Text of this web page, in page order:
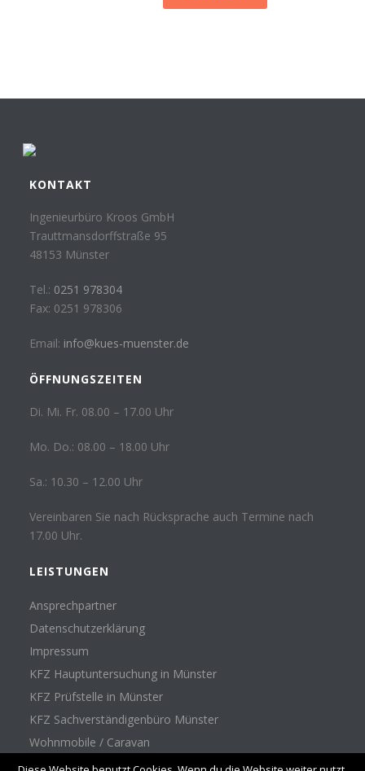
KONTAKT
Ingenieurbüro Kroos GmbH
Trauttmansdorffstraße 95
48153 Münster
Tel.: 0251 978304
Fax: 0251 978306
Email: info@kues-muenster.de
ÖFFNUNGSZEITEN
Di. Mi. Fr. 08.00 – 17.00 Uhr
Mo. Do.: 08.00 – 18.00 Uhr
Sa.: 10.30 – 12.00 Uhr
Vereinbaren Sie nach Rücksprache auch Termine nach
17.00 Uhr.
LEISTUNGEN
Ansprechpartner
Datenschutzerklärung
Impressum
KFZ Hauptuntersuchung in Münster
KFZ Prüfstelle in Münster
KFZ Sachverständigenbüro Münster
Wohnmobile / Caravan